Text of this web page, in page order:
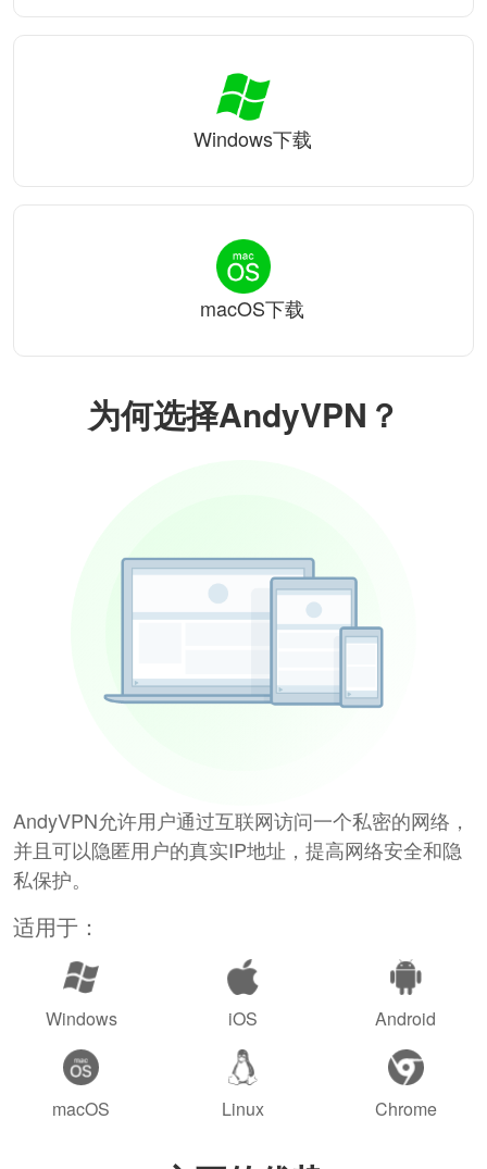
为何选择AndyVPN？
AndyVPN允许用户通过互联网访问一个私密的网络，
并且可以隐匿用户的真实IP地址，提高网络安全和隐
私保护。
适用于：
Windows iOS Android
macOS Linux Chrome
Windows下载
macOS下载